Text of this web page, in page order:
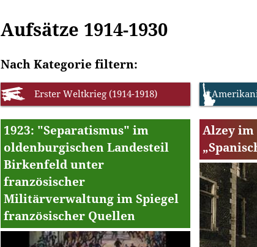
Aufsätze 1914-1930
Nach Kategorie filtern:
Erster Weltkrieg (1914-1918)
1923: "Separatismus" im
oldenburgischen Landesteil
Birkenfeld unter
französischer
Militärverwaltung im Spiegel
französischer Quellen
Alzey im